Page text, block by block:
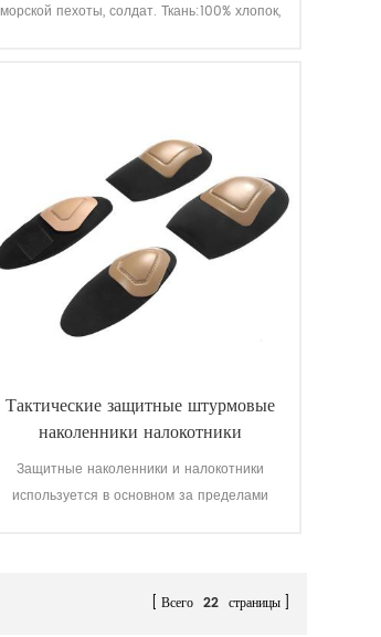
морской пехоты, солдат. Ткань:100% хлопок,
Тактические защитные штурмовые
наколенники налокотники
Защитные наколенники и налокотники
используется в основном за пределами
Всего 22 страницы